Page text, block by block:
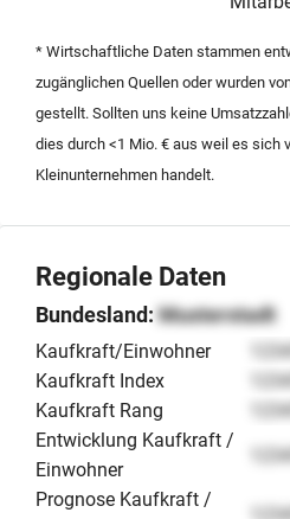
* Wirtschaftliche Daten stammen
zugänglichen Quellen oder wurden
gestellt. Sollten uns keine
dies durch <1 Mio. € aus weil es sich
Kleinunternehmen handelt.
Regionale Daten
Bundesland: Musterstadt
Kaufkraft/Einwohner
Kaufkraft Index
Kaufkraft Rang
Entwicklung Kaufkraft /
Einwohner
Prognose Kaufkraft /